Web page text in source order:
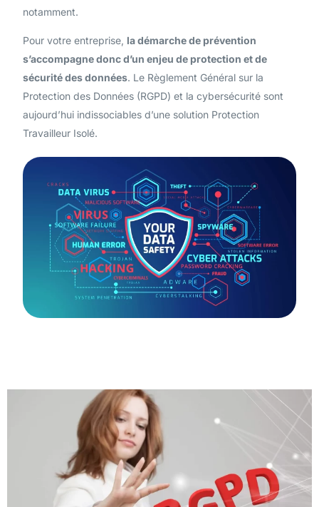
notamment.
Pour votre entreprise, la démarche de prévention
s’accompagne donc d’un enjeu de protection et de
sécurité des données. Le Règlement Général sur la
Protection des Données (RGPD) et la cybersécurité sont
aujourd’hui indissociables d’une solution Protection
Travailleur Isolé.